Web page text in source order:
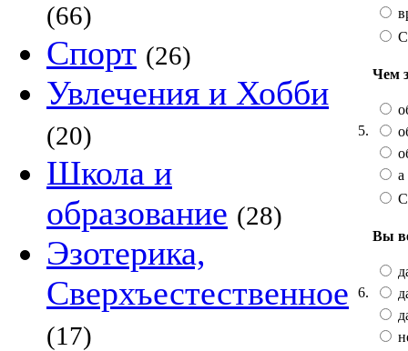
(66)
Спорт (26)
Увлечения и Хобби
(20)
Школа и
образование (28)
Эзотерика,
Сверхъестественное
(17)
5.
Чем
а
6.
Вы